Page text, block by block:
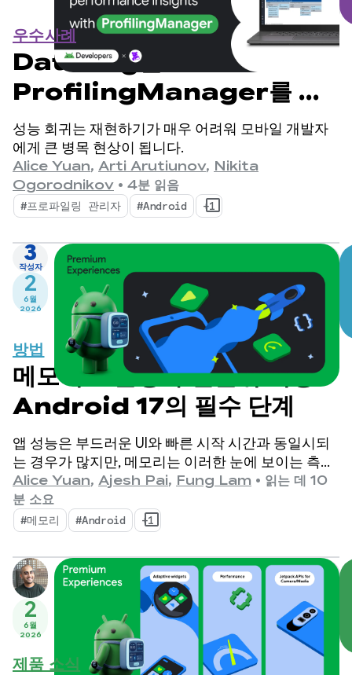
우수사례
Datadog는
ProfilingManager를 사
용하여 수백만 개의 심층적인
성능 통계를 제공합니다.
성능 회귀는 재현하기가 매우 어려워 모바일 개발자
에게 큰 병목 현상이 됩니다.
Alice Yuan, Arti Arutiunov, Nikita
Ogorodnikov • 4분 읽음
#프로파일링 관리자 #Android +1
3
작성자
2
6월
2026
방법
메모리 효율성 우선순위 지정:
Android 17의 필수 단계
앱 성능은 부드러운 UI와 빠른 시작 시간과 동일시되
는 경우가 많지만, 메모리는 이러한 눈에 보이는 측정
항목이 구축되는 조용한 기반 역할을 합니다. 기기 메
모리가 그 어느 때보다 중요해지는 추세가 나타나고
있습니다.
Alice Yuan, Ajesh Pai, Fung Lam • 읽는 데 10
분 소요
#메모리 #Android +1
2
6월
2026
제품 소식